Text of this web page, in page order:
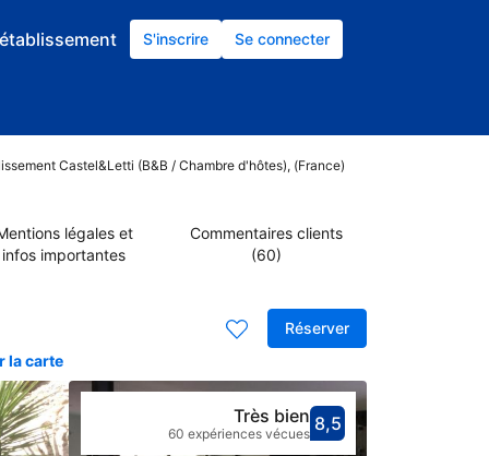
S'inscrire Se connecter
Castel&Letti (B&B / Chambre d'hôtes), (France)
légales et
infos importantes
Commentaires clients
(60)
Réserver
la carte
Avec une
8,5très bien
Très bien
60 expériences vécues